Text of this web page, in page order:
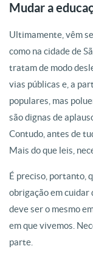
Mudar a
Ultimamente, vêm
como na cidade de
tratam de modo
vias públicas e, a
populares, mas
são dignas de
Contudo, antes de
Mais do que leis,
É preciso, portanto,
obrigação em cuidar
deve ser o mesmo
em que vivemos.
parte.